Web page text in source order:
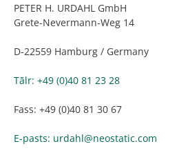
PETER H. URDAHL GmbH
Grete-Nevermann-Weg 14
D-22559 Hamburg / Germany
Tālr: +49 (0)40 81 23 28
Fass: +49 (0)40 81 30 67
E-pasts: urdahl@neostatic.com